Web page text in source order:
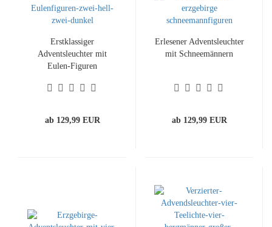
Erstklassiger
Adventsleuchter mit
Eulen-Figuren
ab 129,99 EUR
Erlesener Adventsleuchter
mit Schneemännern
ab 129,99 EUR